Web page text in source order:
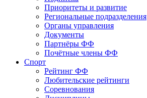
Приоритеты и развитие
Региональные подразделения
Органы управления
Документы
Партнёры ФФ
Почётные члены ФФ
Спорт
Рейтинг ФФ
Любительские рейтинги
Соревнования